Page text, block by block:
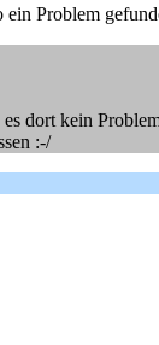
Problem
dort kein
:-/